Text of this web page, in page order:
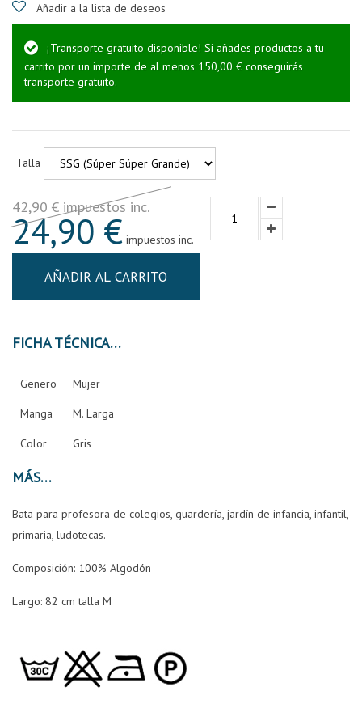
Añadir a la lista de deseos
¡Transporte gratuito disponible! Si añades productos a tu
carrito por un importe de al menos 150,00 € conseguirás
transporte gratuito.
Talla
42,90 € impuestos inc.
24,90 € impuestos inc.
AÑADIR AL CARRITO
FICHA TÉCNICA
Genero Mujer
Manga M. Larga
Color Gris
MÁS
Bata para profesora de colegios, guardería, jardín de infancia, infantil,
primaria, ludotecas.
Composición: 100% Algodón
Largo: 82 cm talla M